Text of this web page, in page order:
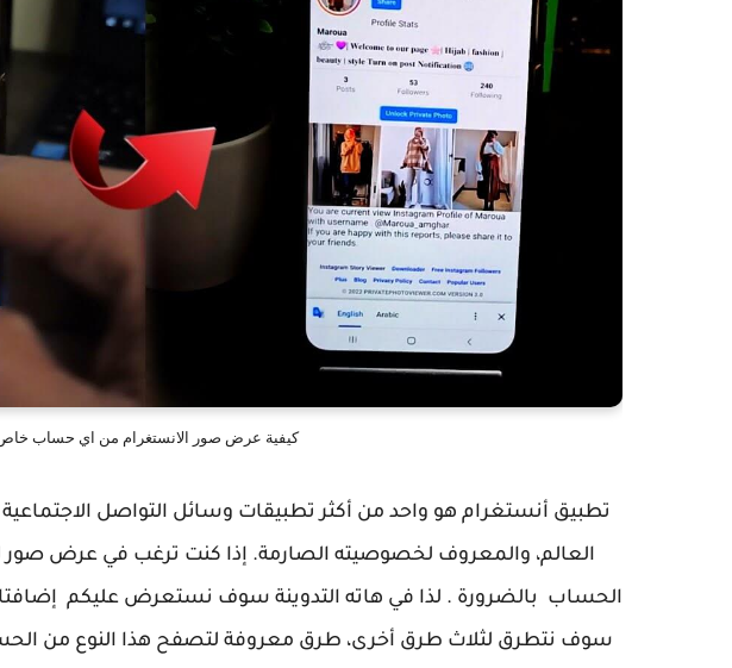
كيفية عرض صور الانستغرام من اي حساب
تطبيق أنستغرام هو واحد من أكثر تطبيقات وسائل التواصل
العالم، والمعروف لخصوصيته الصارمة. إذا كنت ترغب في عرض
الحساب بالضرورة . لذا في هاته التدوينة سوف نستعرض عليكم إضافتا
سوف نتطرق لثلاث طرق أخرى، طرق معروفة لتصفح هذا النوع من